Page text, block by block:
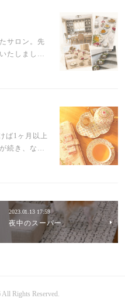
サロン。先
たしまし…
ば1ヶ月以上
続き、な…
2023.01.13 17:59
夜中のスーパー
Rights Reserved.